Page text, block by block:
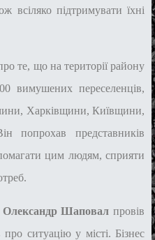
всіляко підтримувати їхні
те, що на території району
вимушених переселенців,
Харківщини, Київщини,
попрохав представників
цим людям, сприяти
Олександр Шаповалпровів
ситуацію у місті. Бізнес